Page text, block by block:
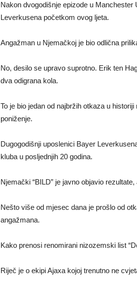
Nakon dvogodišnje epizode u
Leverkusena početkom ovog ljeta.
Angažman u Njemačkoj je bio odlična
No, desilo se upravo suprotno. Erik ten
dva odigrana kola.
To je bio jedan od najbržih otkaza u
poniženje.
Dugogodišnji uposlenici Bayer
kluba u posljednjih 20 godina.
Njemački “BILD” je javno objavio
Nešto više od mjesec dana je prošlo od
angažmana.
Kako prenosi renomirani nizozemski list
Riječ je o ekipi Ajaxa kojoj trenutno ne